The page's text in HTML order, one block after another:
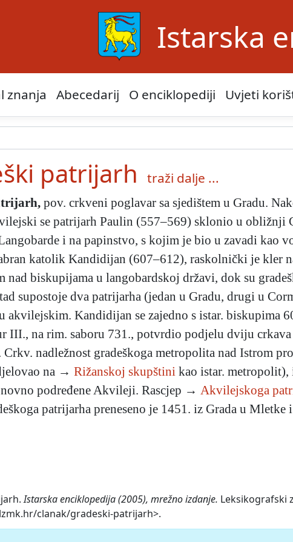
Istarska
znanja Abecedarij O enciklopediji Uvjeti
patrijarh traži dalje ...
, pov. crkveni poglavar sa sjedištem u Gradu.
se patrijarh Paulin (557–569) sklonio u obližnji
i na papinstvo, s kojim je bio u zavadi kao
katolik Kandidijan (607–612), raskolnički je kler
nad biskupijama u langobardskoj državi, dok su
supostoje dva patrijarha (jedan u Gradu, drugi u
akvilejskim. Kandidijan se zajedno s istar.
III., na rim. saboru 731., potvrdio podjelu dviju
Crkv. nadležnost gradeškoga metropolita nad Istrom
na → Rižanskoj skupštini kao istar. metropolit),
podređene Akvileji. Rascjep → Akvilejskoga
patrijarha preneseno je 1451. iz Grada u
Istarska enciklopedija (2005), mrežno izdanje. Leksikografski
clanak/gradeski-patrijarh>.